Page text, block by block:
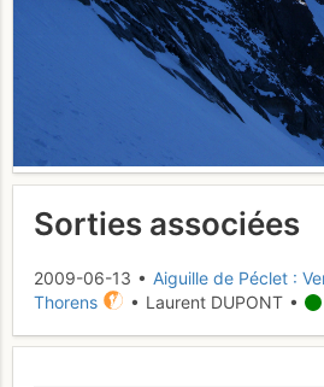
Sorties associées
2009-06-13 • Aiguille de Péclet :
Thorens
• Laurent DUPONT •